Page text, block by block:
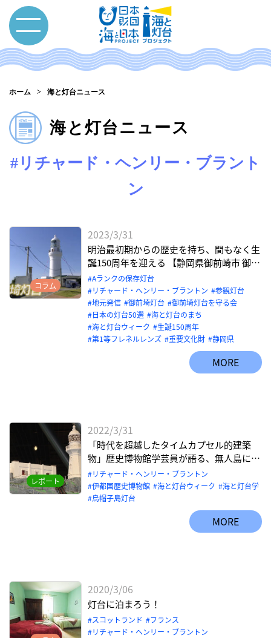
ホーム 海と灯台ニュース
海と灯台ニュース
#リチャード・ヘンリー・ブラント
ン
コラム
2023/3/31
明治最初期からの歴史を持ち、間もなく生
誕150周年を迎える 【静岡県御前崎市 御前
埼灯台】
Aランクの保存灯台
リチャード・ヘンリー・ブラントン
参観灯台
地元発信
御前埼灯台
御前埼灯台を守る会
日本の灯台50選
海と灯台のまち
海と灯台ウィーク
生誕150周年
第1等フレネルレンズ
重要文化財 静岡県
MORE
レポート
2022/3/31
「時代を超越したタイムカプセル的建築
物」歴史博物館学芸員が語る、無人島に建
つ灯台の“海と灯台学”的な意義
リチャード・ヘンリー・ブラントン
伊都国歴史博物館
海と灯台ウィーク
海と灯台学
烏帽子島灯台
MORE
2020/3/06
灯台に泊まろう！
スコットランド
フランス
リチャード・ヘンリー・ブラントン